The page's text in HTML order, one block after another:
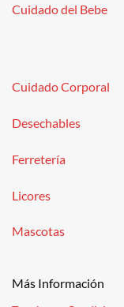
Cuidado del Bebe
Cuidado Corporal
Desechables
Ferretería
Licores
Mascotas
Más Información